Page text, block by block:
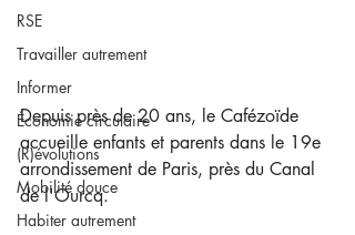
RSE
Travailler autrement
Informer
Économie circulaire
(R)évolutions
Mobilité douce
Habiter autrement
Depuis près de 20 ans, le Cafézoïde
accueille enfants et parents dans le 19e
arrondissement de Paris, près du Canal
de l'Ourcq.